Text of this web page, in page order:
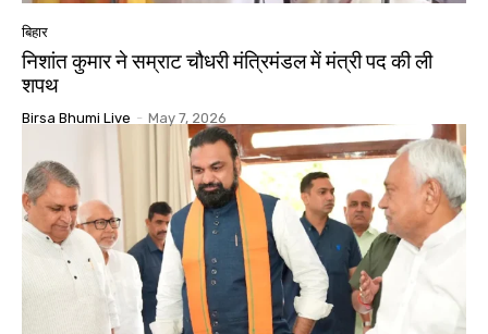
बिहार
निशांत कुमार ने सम्राट चौधरी मंत्रिमंडल में मंत्री पद की ली
शपथ
Birsa Bhumi Live - May 7, 2026